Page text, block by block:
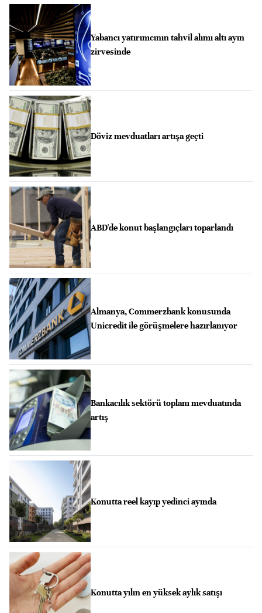
Yabancı yatırımcının tahvil alımı altı ayın
zirvesinde
Döviz mevduatları artışa geçti
ABD'de konut başlangıçları toparlandı
Almanya, Commerzbank konusunda
Unicredit ile görüşmelere hazırlanıyor
Bankacılık sektörü toplam mevduatında
artış
Konutta reel kayıp yedinci ayında
Konutta yılın en yüksek aylık satışı